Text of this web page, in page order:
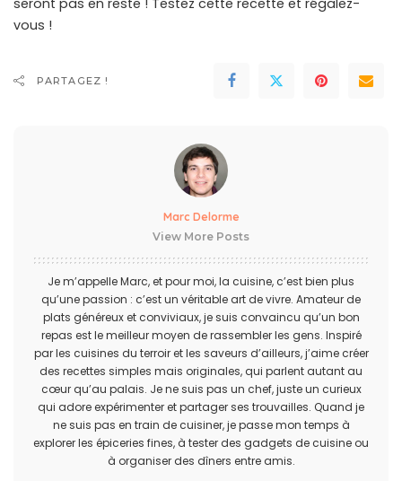
seront pas en reste ! Testez cette recette et régalez-
vous !
PARTAGEZ !
Marc Delorme
View More Posts
Je m’appelle Marc, et pour moi, la cuisine, c’est bien plus
qu’une passion : c’est un véritable art de vivre. Amateur de
plats généreux et conviviaux, je suis convaincu qu’un bon
repas est le meilleur moyen de rassembler les gens. Inspiré
par les cuisines du terroir et les saveurs d’ailleurs, j’aime créer
des recettes simples mais originales, qui parlent autant au
cœur qu’au palais. Je ne suis pas un chef, juste un curieux
qui adore expérimenter et partager ses trouvailles. Quand je
ne suis pas en train de cuisiner, je passe mon temps à
explorer les épiceries fines, à tester des gadgets de cuisine ou
à organiser des dîners entre amis.